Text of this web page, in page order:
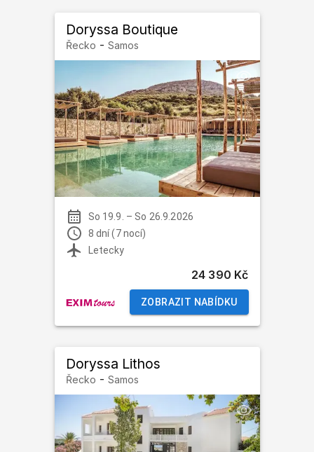
Doryssa Boutique
Řecko - Samos
So 19.9. – So 26.9.2026
8 dní (7 nocí)
Letecky
24 390 Kč
ZOBRAZIT NABÍDKU
Doryssa Lithos
Řecko - Samos